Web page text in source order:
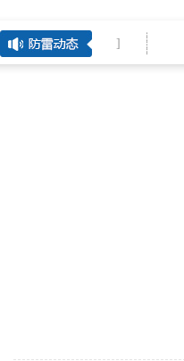
2026-08-04[ 25